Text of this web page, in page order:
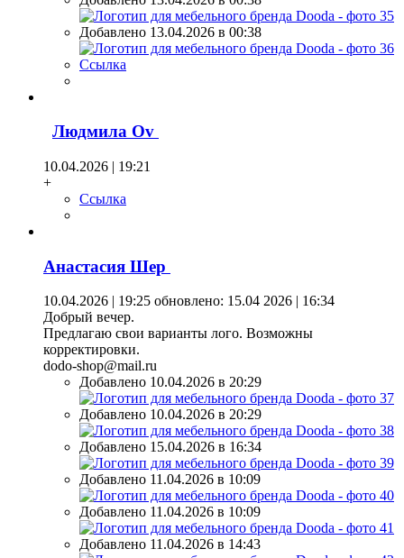
Добавлено 13.04.2026 в 00:38
Ссылка
Людмила Оv
10.04.2026 | 19:21
+
Ссылка
Анастасия Шер
10.04.2026 | 19:25 обновлено: 15.04 2026 | 16:34
Добрый вечер.
Предлагаю свои варианты лого. Возможны
корректировки.
dodo-shop@mail.ru
Добавлено 10.04.2026 в 20:29
Добавлено 10.04.2026 в 20:29
Добавлено 15.04.2026 в 16:34
Добавлено 11.04.2026 в 10:09
Добавлено 11.04.2026 в 10:09
Добавлено 11.04.2026 в 14:43